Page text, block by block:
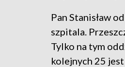
Pan Stanisław
szpitala.
Tylko na tym
kolejnych 25